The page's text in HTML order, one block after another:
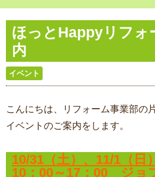
ほっとHappyリフォ
内
イベント
こんにちは、リフォーム事業部の
イベントのご案内をします。
10/31（土）、11/1（日
10：00～17：00 ジョ